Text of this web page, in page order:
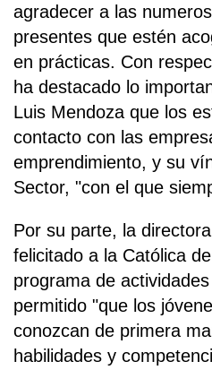
agradecer a las
presentes que estén
en prácticas. Con
ha destacado lo
Luis Mendoza que los
contacto con las
emprendimiento, y su
Sector, "con el que
Por su parte, la
felicitado a la Católica
programa de
permitido "que los
conozcan de primera
habilidades y